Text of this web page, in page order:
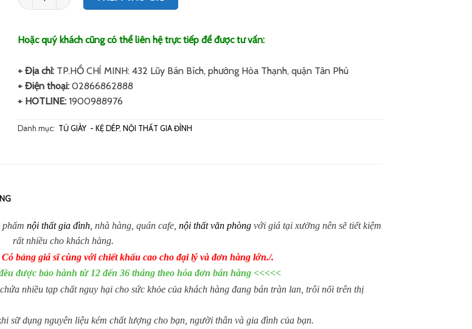
Hoặc quý khách cũng có thể liên hệ trực tiếp để được tư vấn:
+ Địa chỉ: TP.HỒ CHÍ MINH: 432 Lũy Bán Bích, phường Hòa Thạnh, quận Tân Phú
+ Điện thoại: 02866862888
+ HOTLINE: 1900988976
Danh mục: TỦ GIÀY - KỆ DÉP, NỘI THẤT GIA ĐÌNH
phẩm nội thất gia đình, nhà hàng, quán cafe, nội thất văn phòngvới giá tại xưởng nên sẽ tiết kiệm
rất nhiều cho khách hàng.
bảng giá sĩ cùng với chiết khấu cao cho đại lý và đơn hàng lớn./.
được bảo hành từ 12 đến 36 tháng theo hóa đơn bán hàng <<<<<
nhiều tạp chất nguy hại cho sức khỏe của khách hàng đang bán tràn lan, trôi nổi trên thị
sữ dụng nguyên liệu kém chất lượng cho bạn, người thân và gia đình của bạn.